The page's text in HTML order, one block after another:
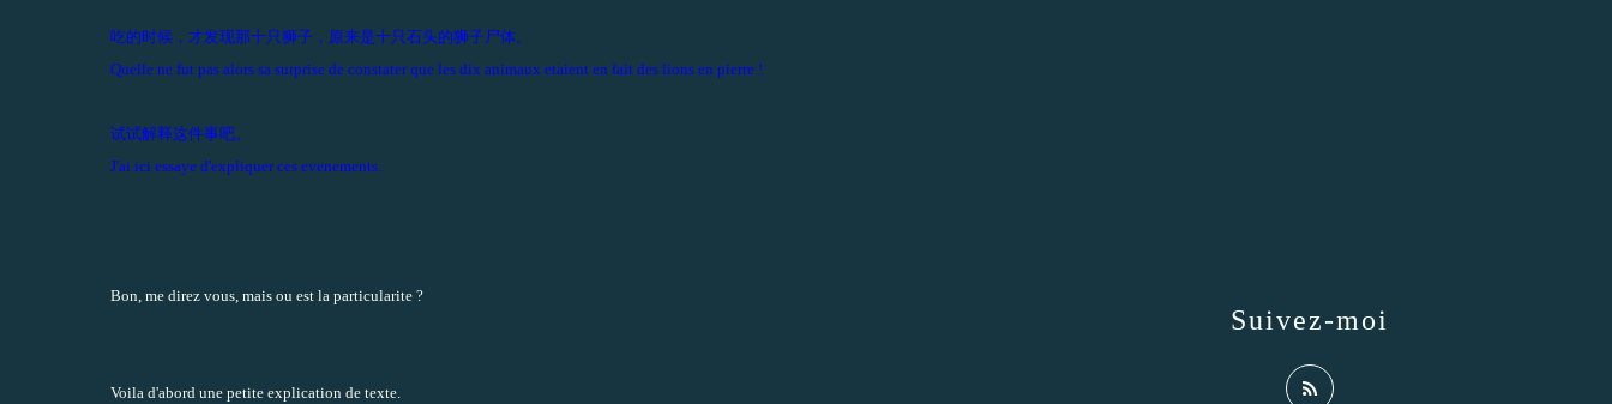
吃的时候，才发现那十只狮子，原来是十只石头的狮子尸体。
Quelle ne fut pas alors sa surprise de constater que les dix animaux etaient en fait des lions en pierre !
试试解释这件事吧。
J'ai ici essaye d'expliquer ces evenements.
Bon, me direz vous, mais ou est la particularite ?
Voila d'abord une petite explication de texte.
Suivez-moi